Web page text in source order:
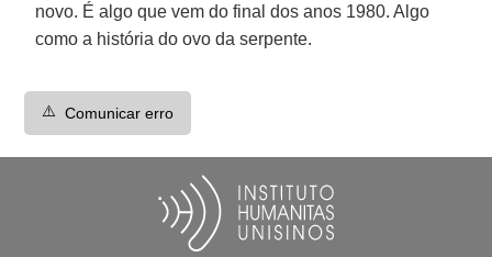
novo. É algo que vem do final dos anos 1980. Algo
como a história do ovo da serpente.
⚠️ Comunicar erro